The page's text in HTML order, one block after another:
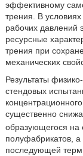
эффективному
трения. В условиях
рабочих давлений
ресурсные
трения при
механических
Результаты
стендовых
существенно
образующегося на
полуфабрикатов, а
последующей